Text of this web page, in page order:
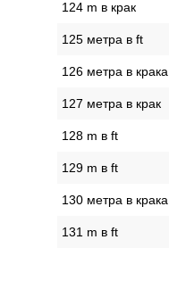
124 m в крак
125 метра в ft
126 метра в крака
127 метра в крак
128 m в ft
129 m в ft
130 метра в крака
131 m в ft